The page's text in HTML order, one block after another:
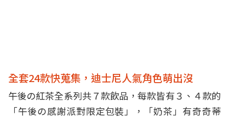
全套24款快蒐集，迪士尼人氣角色萌出沒
午後の紅茶全系列共７款飲品，每款皆有３、４款的
「午後の感謝派對限定包裝」，「奶茶」有奇奇蒂